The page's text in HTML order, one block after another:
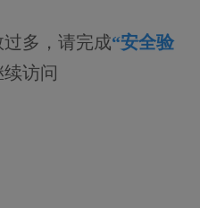
多，请完成“安全验
续访问